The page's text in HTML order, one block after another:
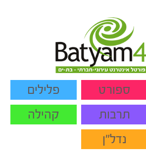
ספורט
פלילים
תרבות
קהילה
נדל"ן